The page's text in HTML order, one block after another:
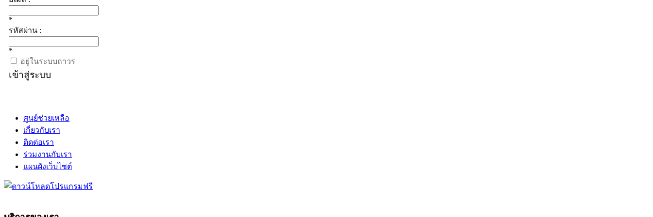
*
รหัสผ่าน :
*
อยู่ในระบบถาวร
เข้าสู่ระบบ
ศูนย์ช่วยเหลือ
เกี่ยวกับเรา
ติดต่อเรา
ร่วมงานกับเรา
แผนผังเว็บไซต์